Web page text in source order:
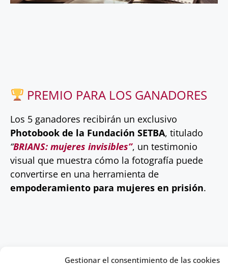
Gestionar el consentimiento de las cookies
PREMIO PARA LOS GANADORES
Los 5 ganadores recibirán un exclusivo
Photobook de la Fundación SETBA, titulado
“BRIANS: mujeres invisibles”, un testimonio
visual que muestra cómo la fotografía puede
convertirse en una herramienta de
empoderamiento para mujeres en prisión.